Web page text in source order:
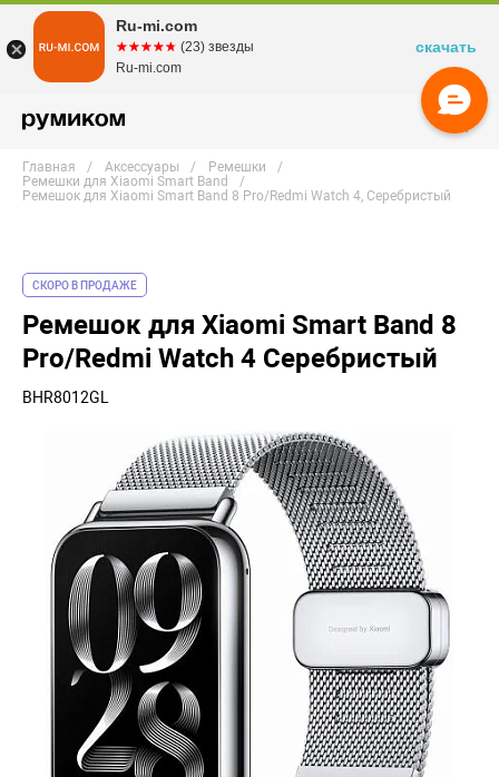
Главная Аксессуары
Ремешки
Ремешки для Xiaomi Smart Band
Ремешок для Xiaomi Smart Band 8 Pro/Redmi Watch 4, Серебристый
СКОРО В ПРОДАЖЕ
Ремешок для Xiaomi Smart Band 8
Pro/Redmi Watch 4 Серебристый
BHR8012GL
Ru-mi.com
☆☆☆☆☆
★★★★★ (23) звезды
Ru-mi.com
скачать